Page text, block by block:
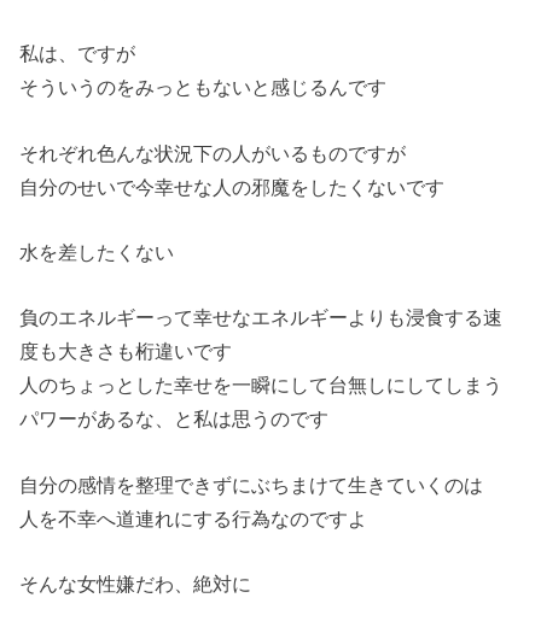
私は、ですが
そういうのをみっともないと感じるんです
それぞれ色んな状況下の人がいるものですが
自分のせいで今幸せな人の邪魔をしたくないです
水を差したくない
負のエネルギーって幸せなエネルギーよりも浸食する速
度も大きさも桁違いです
人のちょっとした幸せを一瞬にして台無しにしてしまう
パワーがあるな、と私は思うのです
自分の感情を整理できずにぶちまけて生きていくのは
人を不幸へ道連れにする行為なのですよ
そんな女性嫌だわ、絶対に